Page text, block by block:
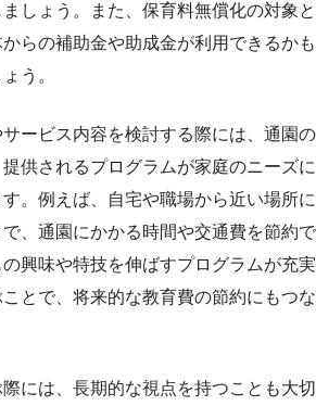
しょう。また、保育料無償化の対象と
らの補助金や助成金が利用できるかも
う。
ービス内容を検討する際には、通園の
供されるプログラムが家庭のニーズに
。例えば、自宅や職場から近い場所に
、通園にかかる時間や交通費を節約で
興味や特技を伸ばすプログラムが充実
とで、将来的な教育費の節約にもつな
には、長期的な視点を持つことも大切